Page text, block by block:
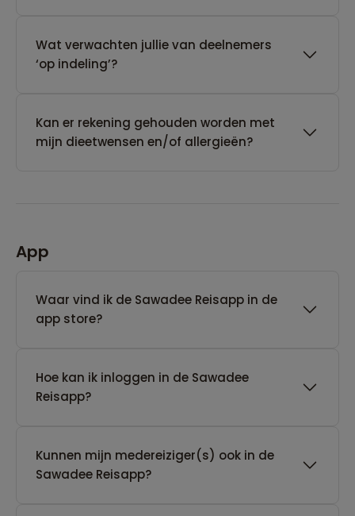
Wat verwachten jullie van deelnemers
‘op indeling’?
Kan er rekening gehouden worden met
mijn dieetwensen en/of allergieën?
App
Waar vind ik de Sawadee Reisapp in de
app store?
Hoe kan ik inloggen in de Sawadee
Reisapp?
Kunnen mijn medereiziger(s) ook in de
Sawadee Reisapp?